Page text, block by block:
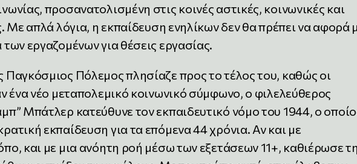
προσανατολισμένη στις κοινές αστικές, κοινωνικές και
Με απλά λόγια, η εκπαίδευση ενηλίκων δεν θα πρέπει να αφορά
εργαζομένων για θέσεις εργασίας.
Πόλεμος πλησίαζε προς το τέλος του, καθώς οι
ένα νέο μεταπολεμικό κοινωνικό σύμφωνο, ο φιλελεύθερος
Μπάτλερ κατεύθυνε τον εκπαιδευτικό νόμο του 1944, ο
εκπαίδευση για τα επόμενα 44 χρόνια. Αν και με
και με μια ανόητη ροή μέσω των εξετάσεων 11+, καθιέρωσε τη